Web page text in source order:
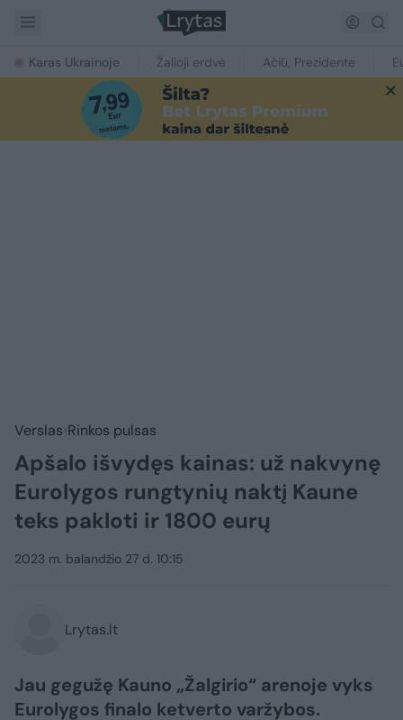
Karas Ukrainoje Žalioji erdvė Ačiū, Prezidente
Verslas Rinkos pulsas
Apšalo išvydęs kainas: už nakvynę
Eurolygos rungtynių naktį Kaune
teks pakloti ir 1800 eurų
2023 m. balandžio 27 d. 10:15
Lrytas.lt
Jau gegužę Kauno „Žalgirio“ arenoje vyks
Eurolygos finalo ketverto varžybos.